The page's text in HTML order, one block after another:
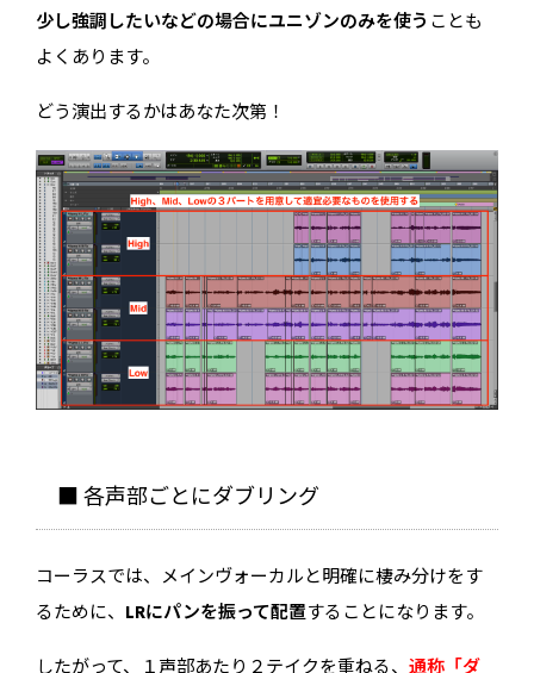
少し強調したいなどの場合にユニゾンのみを使う ことも
よくあります。
どう演出するかはあなた次第！
■ 各声部ごとにダブリング
コーラスでは、メインヴォーカルと明確に棲み分けをす
るために、 LRにパンを振って配置することになります。
したがって、１声部あたり２テイクを重ねる、通称「ダ